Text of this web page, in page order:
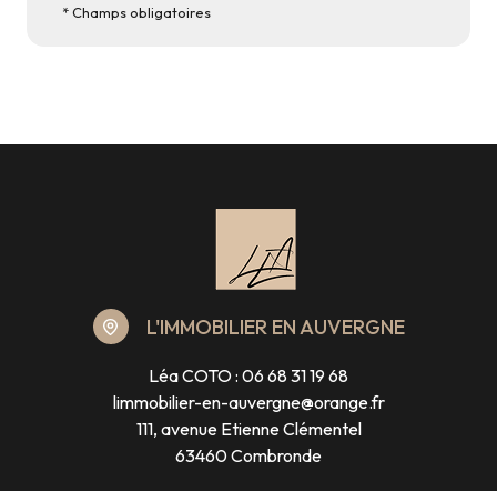
* Champs obligatoires
L'IMMOBILIER EN AUVERGNE
Léa COTO : 06 68 31 19 68
limmobilier-en-auvergne@orange.fr
111, avenue Etienne Clémentel
63460 Combronde